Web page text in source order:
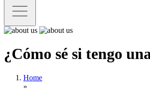
¿Cómo sé si tengo
Home
»